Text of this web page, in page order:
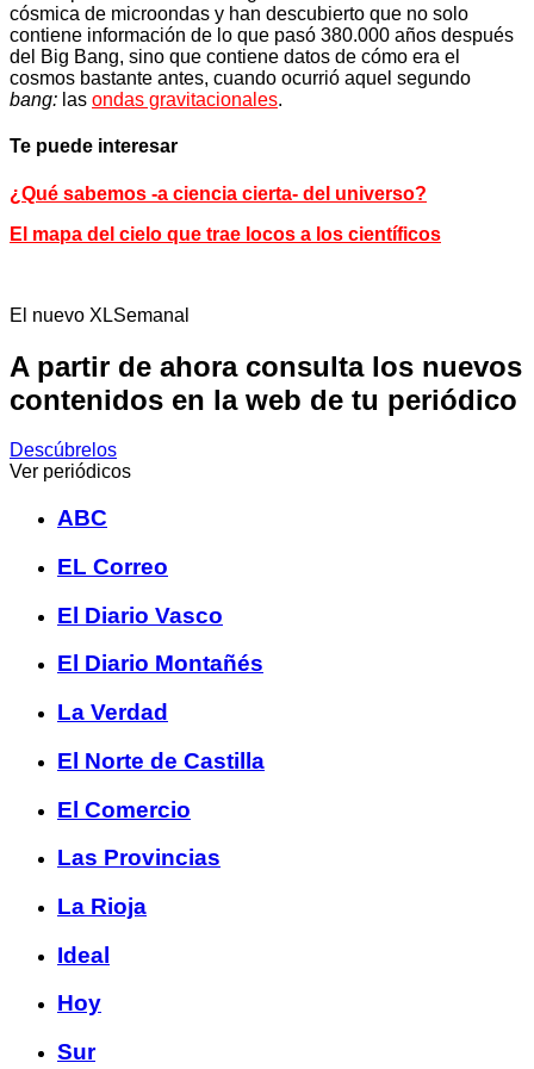
cósmica de microondas y han descubierto que no solo
contiene información de lo que pasó 380.000 años después
del Big Bang, sino que contiene datos de cómo era el
cosmos bastante antes, cuando ocurrió aquel segundo
bang: las ondas gravitacionales.
Te puede interesar
¿Qué sabemos -a ciencia cierta- del universo?
El mapa del cielo que trae locos a los científicos
El nuevo XLSemanal
A partir de ahora consulta los nuevos
contenidos en la web de tu periódico
Descúbrelos
Ver periódicos
ABC
EL Correo
El Diario Vasco
El Diario Montañés
La Verdad
El Norte de Castilla
El Comercio
Las Provincias
La Rioja
Ideal
Hoy
Sur